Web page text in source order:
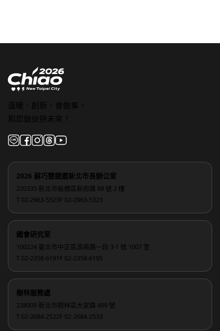
溫暖、創新、會做事，
和您做伙拚未來！
2026 蘇巧慧競選新北市長辦公室
220335 新北市板橋區新府路 88 號 2 樓
T 02-2963-5523F 02-2963-5323
國會研究室
100224 臺北市中正區濟南路一段 3-1 號 1007 室
T 02-2358-6191 F 02-2358-6195
樹林服務處
238009 新北市樹林區大安路 499 號
T 02-2684-2522F 02-2684-2533